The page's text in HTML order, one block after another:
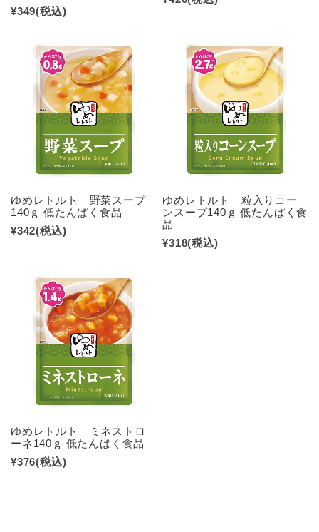
¥349(税込)
ゆめレトルト 野菜スープ
140ｇ 低たんぱく食品
¥342(税込)
ゆめレトルト 粒入りコー
ンスープ140ｇ 低たんぱく食
品
¥318(税込)
ゆめレトルト ミネストロ
ーネ140ｇ 低たんぱく食品
¥376(税込)